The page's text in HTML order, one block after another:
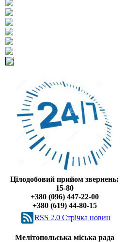
Цілодобовий прийом звернень:
15-80
+380 (096) 447-22-00
+380 (619) 44-80-15
RSS 2.0 Cтрічка новин
Мелітопольська міська рада